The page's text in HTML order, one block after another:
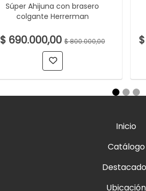
Súper Ahijuna con brasero
colgante Herrerman
$ 690.000,00$ 800.000,00
Inicio
Catálogo
Ubicación